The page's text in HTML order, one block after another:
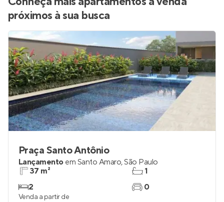
próximos à sua busca
Praça Santo Antônio
Lançamento em Santo Amaro,São Paulo
37 m²
2
1
0
Venda a partir de